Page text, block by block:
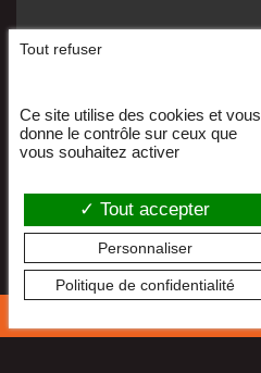
Ce site utilise des cookies et vous
donne le contrôle sur ceux que
vous souhaitez activer
Tout accepter
Tout refuser
Personnaliser
Politique de confidentialité